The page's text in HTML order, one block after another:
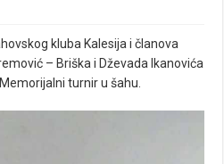
kluba Kalesija i članova
– Briška i Dževada Ikanovića
turnir u šahu.